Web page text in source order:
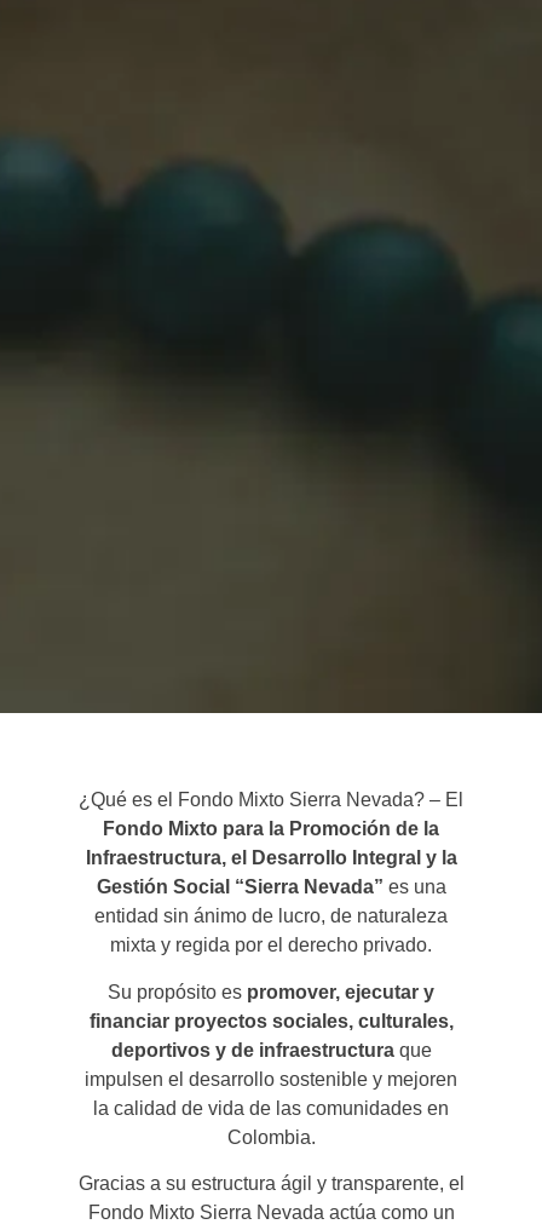
¿Qué es el Fondo Mixto Sierra Nevada? – El
Fondo Mixto para la Promoción de la
Infraestructura, el Desarrollo Integral y la
Gestión Social “Sierra Nevada” es una
entidad sin ánimo de lucro, de naturaleza
mixta y regida por el derecho privado.
Su propósito es promover, ejecutar y
financiar proyectos sociales, culturales,
deportivos y de infraestructuraque
impulsen el desarrollo sostenible y mejoren
la calidad de vida de las comunidades en
Colombia.
Gracias a su estructura ágil y transparente, el
Fondo Mixto Sierra Nevada actúa como un